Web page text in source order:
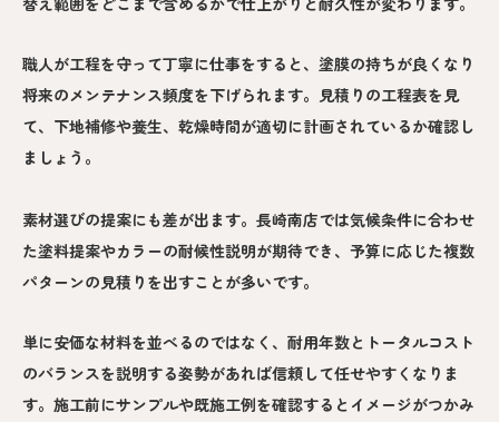
職人が工程を守って丁寧に仕事をすると、塗膜の持ちが良くなり
将来のメンテナンス頻度を下げられます。見積りの工程表を見
て、下地補修や養生、乾燥時間が適切に計画されているか確認し
ましょう。
素材選びの提案にも差が出ます。長崎南店では気候条件に合わせ
た塗料提案やカラーの耐候性説明が期待でき、予算に応じた複数
パターンの見積りを出すことが多いです。
単に安価な材料を並べるのではなく、耐用年数とトータルコスト
のバランスを説明する姿勢があれば信頼して任せやすくなりま
す。施工前にサンプルや既施工例を確認するとイメージがつかみ